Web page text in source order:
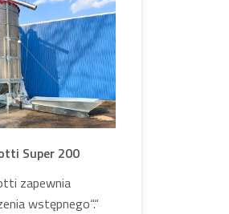
Super 200
zapewnia
wstępnego“.“